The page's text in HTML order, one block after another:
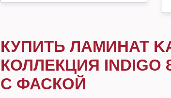
КУПИТЬ ЛАМИНАТ
КОЛЛЕКЦИЯ INDIGO
С ФАСКОЙ